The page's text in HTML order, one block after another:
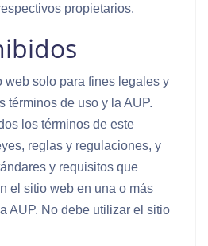
propietarios.
web solo para fines legales y
términos de uso y la AUP.
los términos de este
reglas y regulaciones, y
y requisitos que
el sitio web en una o más
AUP. No debe utilizar el sitio